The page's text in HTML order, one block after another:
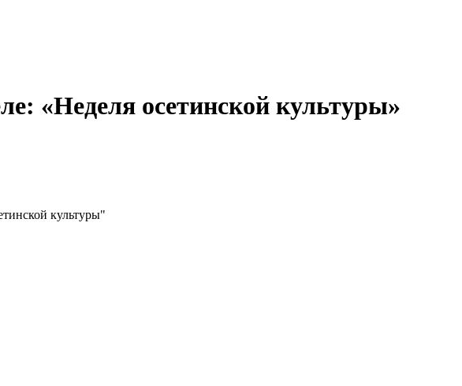
«Неделя осетинской культуры»
культуры"